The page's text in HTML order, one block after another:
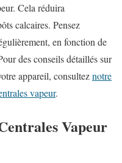
Cela réduira
calcaires. Pensez
en fonction de
des conseils détaillés sur
appareil, consulteznotre
vapeur.
Vapeur